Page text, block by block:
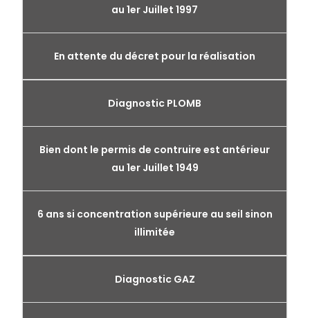
au 1er Juillet 1997
En attente du décret pour la réalisation
Diagnostic PLOMB
Bien dont le permis de contruire est antérieur
au 1er Juillet 1949
6 ans si concentration supérieure au seil sinon
illimitée
Diagnostic GAZ